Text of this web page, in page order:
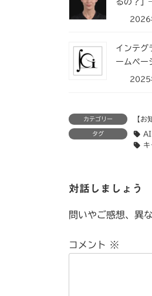
2026
インテグ
ームペー
2025
カテゴリー 【お
タグ AI
キ
対話しましょう
問いやご感想、異
コメント ※